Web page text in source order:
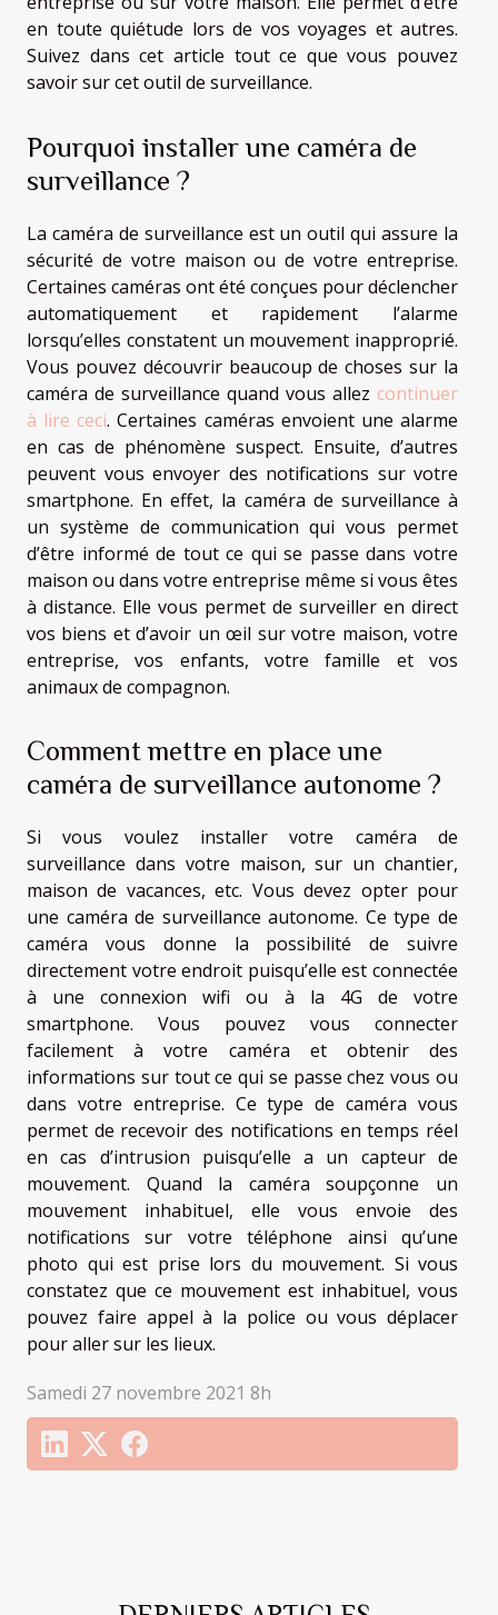
en toute quiétude lors de vos voyages et autres.
Suivez dans cet article tout ce que vous pouvez
savoir sur cet outil de surveillance.
Pourquoi installer une caméra de
surveillance ?
La caméra de surveillance est un outil qui assure la
sécurité de votre maison ou de votre entreprise.
Certaines caméras ont été conçues pour déclencher
automatiquement et rapidement l’alarme
lorsqu’elles constatent un mouvement inapproprié.
Vous pouvez découvrir beaucoup de choses sur la
caméra de surveillance quand vous allez continuer
à lire ceci. Certaines caméras envoient une alarme
en cas de phénomène suspect. Ensuite, d’autres
peuvent vous envoyer des notifications sur votre
smartphone. En effet, la caméra de surveillance à
un système de communication qui vous permet
d’être informé de tout ce qui se passe dans votre
maison ou dans votre entreprise même si vous êtes
à distance. Elle vous permet de surveiller en direct
vos biens et d’avoir un œil sur votre maison, votre
entreprise, vos enfants, votre famille et vos
animaux de compagnon.
Comment mettre en place une
caméra de surveillance autonome ?
Si vous voulez installer votre caméra de
surveillance dans votre maison, sur un chantier,
maison de vacances, etc. Vous devez opter pour
une caméra de surveillance autonome. Ce type de
caméra vous donne la possibilité de suivre
directement votre endroit puisqu’elle est connectée
à une connexion wifi ou à la 4G de votre
smartphone. Vous pouvez vous connecter
facilement à votre caméra et obtenir des
informations sur tout ce qui se passe chez vous ou
dans votre entreprise. Ce type de caméra vous
permet de recevoir des notifications en temps réel
en cas d’intrusion puisqu’elle a un capteur de
mouvement. Quand la caméra soupçonne un
mouvement inhabituel, elle vous envoie des
notifications sur votre téléphone ainsi qu’une
photo qui est prise lors du mouvement. Si vous
constatez que ce mouvement est inhabituel, vous
pouvez faire appel à la police ou vous déplacer
pour aller sur les lieux.
Samedi 27 novembre 2021 8h